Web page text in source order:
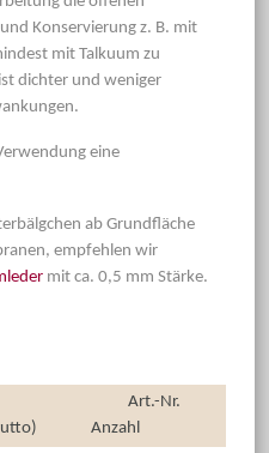
Konservierung z. B. mit
mit Talkuum zu
dichter und weniger
eine
ab Grundfläche
empfehlen wir
mit ca. 0,5 mm Stärke.
Art.-Nr.
Anzahl